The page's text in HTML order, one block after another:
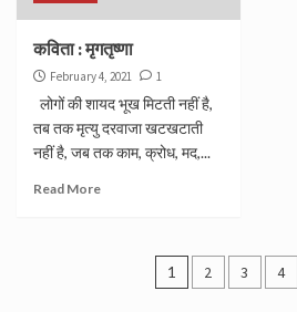
कविता : मृगतृष्णा
February 4, 2021 1
लोगों की शायद भूख मिटती नहीं है,
तब तक मृत्यु दरवाजा खटखटाती
नहीं है, जब तक काम, क्रोध, मद,...
Read More
Posts
1 2 3 4